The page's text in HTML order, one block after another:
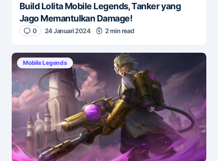
Build Lolita Mobile Legends, Tanker yang
Jago Memantulkan Damage!
0 24 Januari 2024 2 min read
Mobile Legends